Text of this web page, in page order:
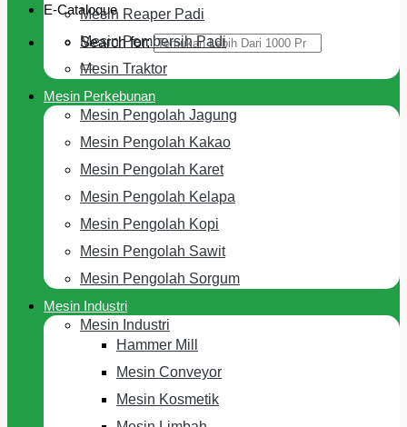
E-Cataloque
Search for:
Mesin Reaper Padi
Mesin Pembersih Padi
Mesin Traktor
Mesin Perkebunan
Mesin Pengolah Jagung
Mesin Pengolah Kakao
Mesin Pengolah Karet
Mesin Pengolah Kelapa
Mesin Pengolah Kopi
Mesin Pengolah Sawit
Mesin Pengolah Sorgum
Mesin Industri
Mesin Industri
Hammer Mill
Mesin Conveyor
Mesin Kosmetik